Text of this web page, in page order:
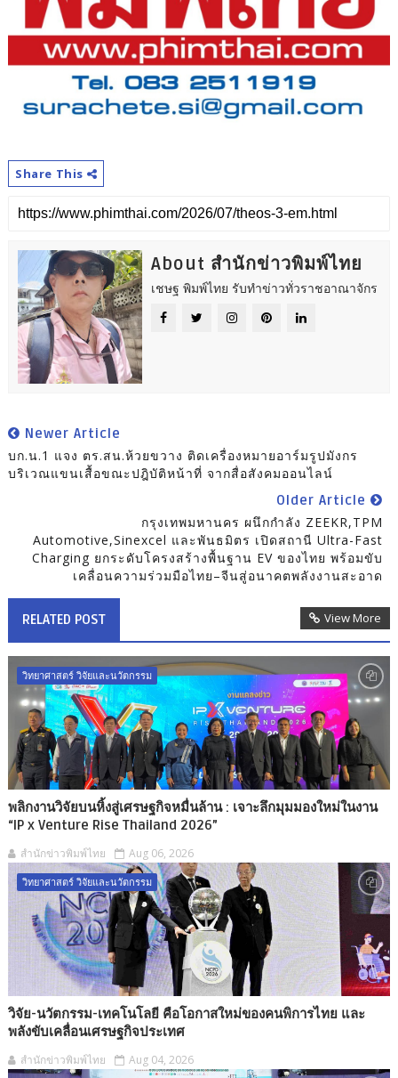
Share This
About สำนักข่าวพิมพ์ไทย
เชษฐ พิมพ์ไทย รับทำข่าวทั่วราชอาณาจักร
Newer Article
บก.น.1 แจง ตร.สน.ห้วยขวาง ติดเครื่องหมายอาร์มรูปมังกร
บริเวณแขนเสื้อขณะปฎิบัติหน้าที่ จากสื่อสังคมออนไลน์
Older Article
กรุงเทพมหานคร ผนึกกำลัง ZEEKR,TPM
Automotive,Sinexcel และพันธมิตร เปิดสถานี Ultra-Fast
Charging ยกระดับโครงสร้างพื้นฐาน EV ของไทย พร้อมขับ
เคลื่อนความร่วมมือไทย–จีนสู่อนาคตพลังงานสะอาด
RELATED POST View More
วิทยาศาสตร์ วิจัยและนวัตกรรม
พลิกงานวิจัยบนหิ้งสู่เศรษฐกิจหมื่นล้าน : เจาะลึกมุมมองใหม่ในงาน
“IP x Venture Rise Thailand 2026”
สำนักข่าวพิมพ์ไทย Aug 06, 2026
วิทยาศาสตร์ วิจัยและนวัตกรรม
วิจัย-นวัตกรรม-เทคโนโลยี คือโอกาสใหม่ของคนพิการไทย และ
พลังขับเคลื่อนเศรษฐกิจประเทศ
สำนักข่าวพิมพ์ไทย Aug 04, 2026